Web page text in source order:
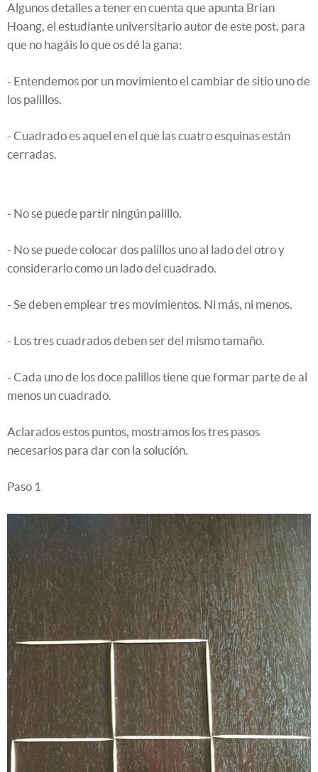
Algunos detalles a tener en cuenta que apunta Brian
Hoang, el estudiante universitario autor de este post, para
que no hagáis lo que os dé la gana:
- Entendemos por un movimiento el cambiar de sitio uno de
los palillos.
- Cuadrado es aquel en el que las cuatro esquinas están
cerradas.
- No se puede partir ningún palillo.
- No se puede colocar dos palillos uno al lado del otro y
considerarlo como un lado del cuadrado.
- Se deben emplear tres movimientos. Ni más, ni menos.
- Los tres cuadrados deben ser del mismo tamaño.
- Cada uno de los doce palillos tiene que formar parte de al
menos un cuadrado.
Aclarados estos puntos, mostramos los tres pasos
necesarios para dar con la solución.
Paso 1